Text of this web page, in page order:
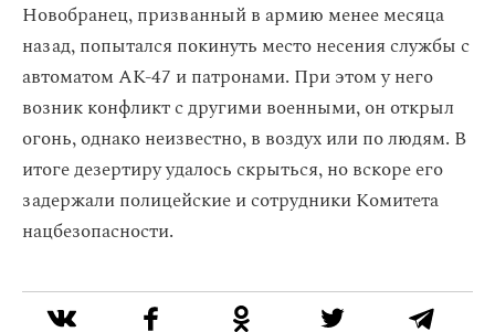
Новобранец, призванный в армию менее месяца
назад, попытался покинуть место несения службы с
автоматом АК-47 и патронами. При этом у него
возник конфликт с другими военными, он открыл
огонь, однако неизвестно, в воздух или по людям. В
итоге дезертиру удалось скрыться, но вскоре его
задержали полицейские и сотрудники Комитета
нацбезопасности.